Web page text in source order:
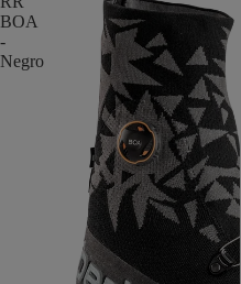
BOA
-
Negro